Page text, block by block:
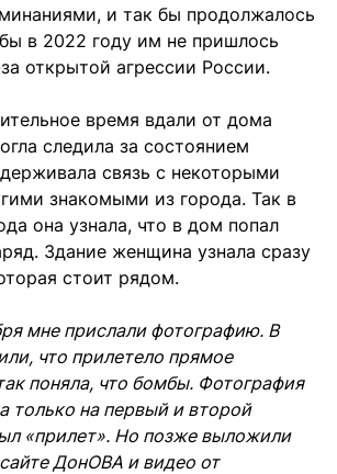
и так бы продолжалось
в 2022 году им не пришлось
открытой агрессии России.
время вдали от дома
следила за состоянием
связь с некоторыми
знакомыми из города. Так в
она узнала, что в дом попал
Здание женщина узнала сразу
стоит рядом.
мне прислали фотографию. В
что прилетело прямое
поняла, что бомбы. Фотография
только на первый и второй
«прилет». Но позже выложили
ДонОВА и видео от